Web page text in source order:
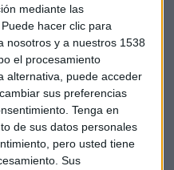
mediante las
hacer clic para
nosotros y a nuestros 1538
el procesamiento
alternativa, puede acceder
sus preferencias
Tenga en
de sus datos personales
pero usted tiene
Sus
Por ello, en general,
que al virtual. Esta es la
utilizan fichas de plástico.
facilitar el pago por
del cliente.